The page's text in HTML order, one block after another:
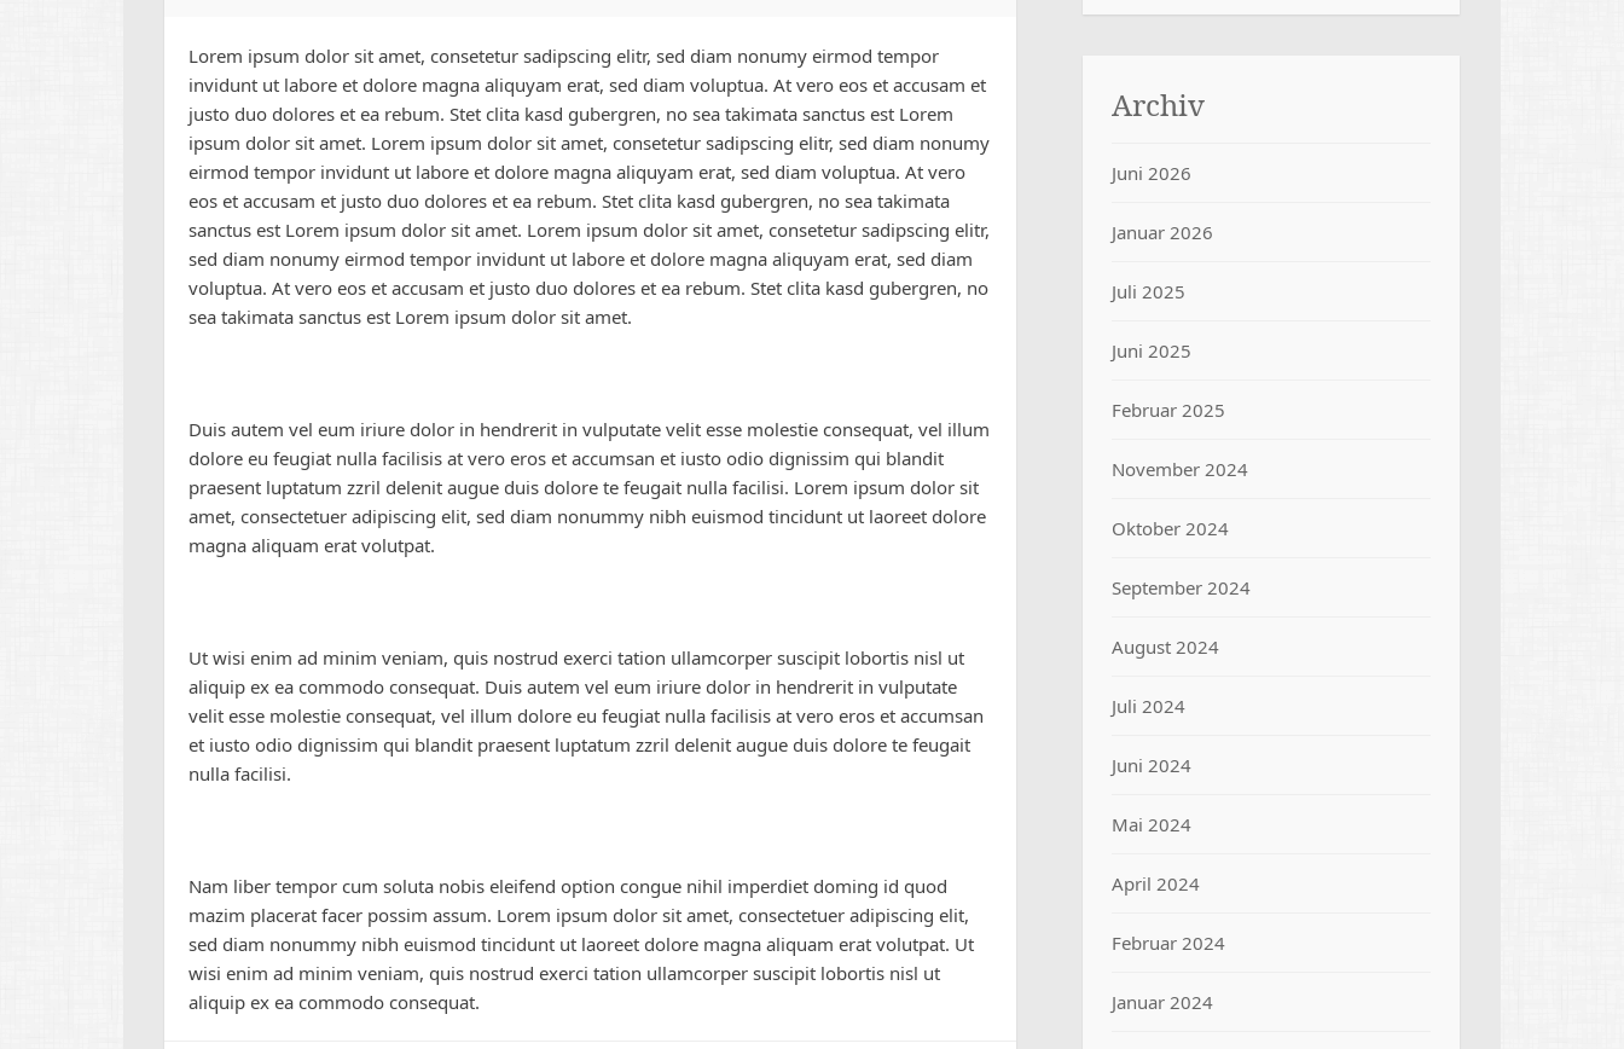
Lorem ipsum dolor sit amet, consetetur sadipscing elitr, sed diam nonumy eirmod tempor
invidunt ut labore et dolore magna aliquyam erat, sed diam voluptua. At vero eos et accusam et
justo duo dolores et ea rebum. Stet clita kasd gubergren, no sea takimata sanctus est Lorem
ipsum dolor sit amet. Lorem ipsum dolor sit amet, consetetur sadipscing elitr, sed diam nonumy
eirmod tempor invidunt ut labore et dolore magna aliquyam erat, sed diam voluptua. At vero
eos et accusam et justo duo dolores et ea rebum. Stet clita kasd gubergren, no sea takimata
sanctus est Lorem ipsum dolor sit amet. Lorem ipsum dolor sit amet, consetetur sadipscing elitr,
sed diam nonumy eirmod tempor invidunt ut labore et dolore magna aliquyam erat, sed diam
voluptua. At vero eos et accusam et justo duo dolores et ea rebum. Stet clita kasd gubergren, no
sea takimata sanctus est Lorem ipsum dolor sit amet.
Duis autem vel eum iriure dolor in hendrerit in vulputate velit esse molestie consequat, vel illum
dolore eu feugiat nulla facilisis at vero eros et accumsan et iusto odio dignissim qui blandit
praesent luptatum zzril delenit augue duis dolore te feugait nulla facilisi. Lorem ipsum dolor sit
amet, consectetuer adipiscing elit, sed diam nonummy nibh euismod tincidunt ut laoreet dolore
magna aliquam erat volutpat.
Ut wisi enim ad minim veniam, quis nostrud exerci tation ullamcorper suscipit lobortis nisl ut
aliquip ex ea commodo consequat. Duis autem vel eum iriure dolor in hendrerit in vulputate
velit esse molestie consequat, vel illum dolore eu feugiat nulla facilisis at vero eros et accumsan
et iusto odio dignissim qui blandit praesent luptatum zzril delenit augue duis dolore te feugait
nulla facilisi.
Nam liber tempor cum soluta nobis eleifend option congue nihil imperdiet doming id quod
mazim placerat facer possim assum. Lorem ipsum dolor sit amet, consectetuer adipiscing elit,
sed diam nonummy nibh euismod tincidunt ut laoreet dolore magna aliquam erat volutpat. Ut
wisi enim ad minim veniam, quis nostrud exerci tation ullamcorper suscipit lobortis nisl ut
aliquip ex ea commodo consequat.
Archiv
Juni 2026
Januar 2026
Juli 2025
Juni 2025
Februar 2025
November 2024
Oktober 2024
September 2024
August 2024
Juli 2024
Juni 2024
Mai 2024
April 2024
Februar 2024
Januar 2024